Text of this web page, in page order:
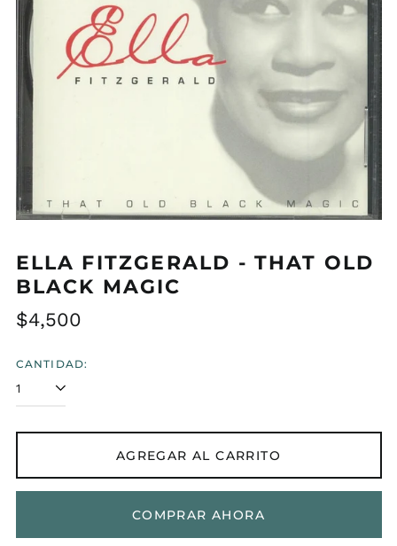
ELLA FITZGERALD - THAT OLD
BLACK MAGIC
Precio
$4,500
CANTIDAD:
AGREGAR AL CARRITO
COMPRAR AHORA